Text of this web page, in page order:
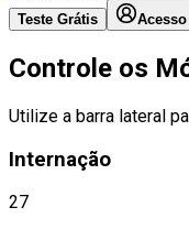
Teste Grátis
Controle os
Utilize a barra lateral
Internação
27